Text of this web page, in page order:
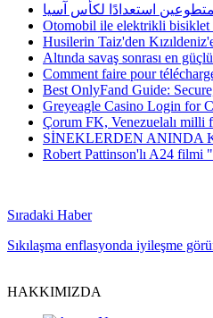
استعدادًا لكأس آسيا
Otomobil ile elektrikli bisiklet
Husilerin Taiz'den
Altında savaş sonrası en
Comment faire pour
Best OnlyFand Guide:
Greyeagle Casino Login for
Çorum FK, Venezuelalı milli
SİNEKLERDEN ANINDA
Robert Pattinson'lı A24 filmi
Sıradaki Haber
Sıkılaşma enflasyonda iyileşme
HAKKIMIZDA